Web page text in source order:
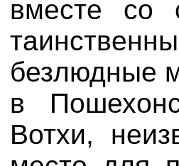
вместе со
безлюдные
в
Вотхи,